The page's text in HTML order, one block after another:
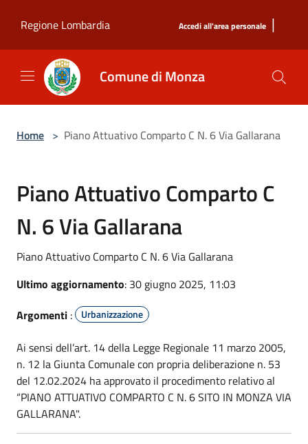
Regione Lombardia
Accedi all'area personale |
Comune di Monza
Home > Piano Attuativo Comparto C N. 6 Via Gallarana
Piano Attuativo Comparto C
N. 6 Via Gallarana
Piano Attuativo Comparto C N. 6 Via Gallarana
Ultimo aggiornamento: 30 giugno 2025, 11:03
Argomenti : Urbanizzazione
Ai sensi dell’art. 14 della Legge Regionale 11 marzo 2005,
n. 12 la Giunta Comunale con propria deliberazione n. 53
del 12.02.2024 ha approvato il procedimento relativo al
“PIANO ATTUATIVO COMPARTO C N. 6 SITO IN MONZA VIA
GALLARANA".